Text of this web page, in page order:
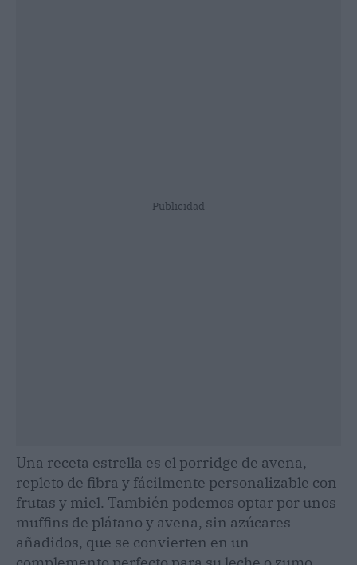
Publicidad
Una receta estrella es el porridge de avena,
repleto de fibra y fácilmente personalizable con
frutas y miel. También podemos optar por unos
muffins de plátano y avena, sin azúcares
añadidos, que se convierten en un